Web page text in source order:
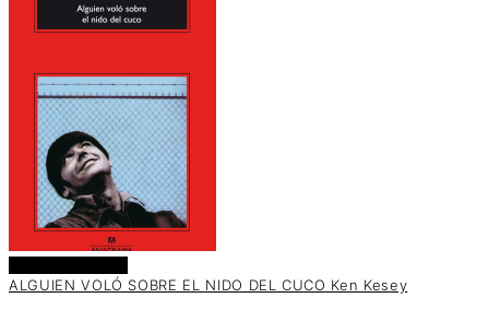
ALGUIEN VOLÓ SOBRE EL NIDO DEL CUCO Ken Kesey